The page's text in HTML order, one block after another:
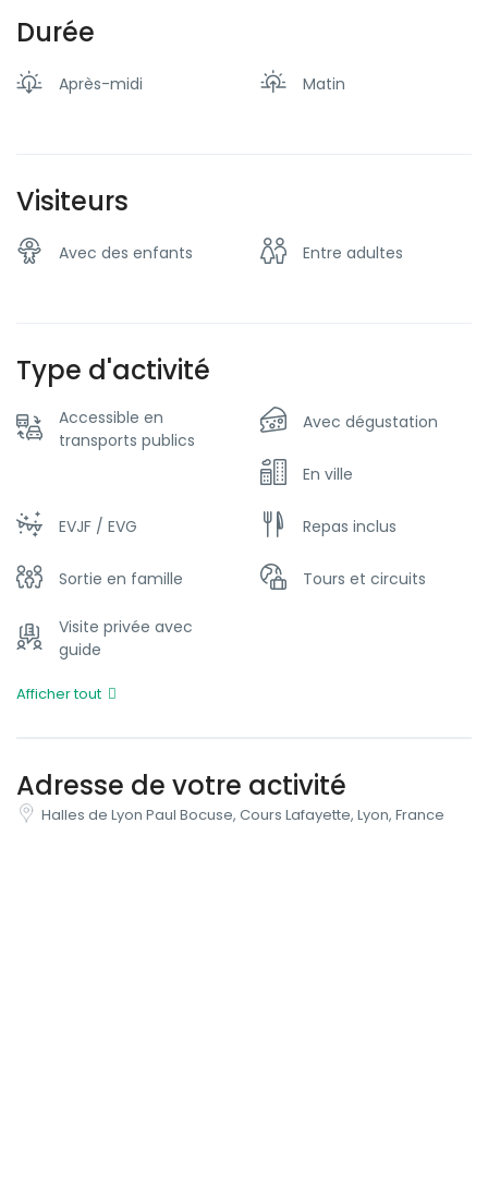
Durée
Après-midi Matin
Visiteurs
Avec des enfants Entre adultes
Type d'activité
Accessible en
transports publics
Avec dégustation
En ville
EVJF / EVG Repas inclus
Sortie en famille Tours et circuits
Visite privée avec
guide
Afficher tout
Adresse de votre activité
Halles de Lyon Paul Bocuse, Cours Lafayette, Lyon, France